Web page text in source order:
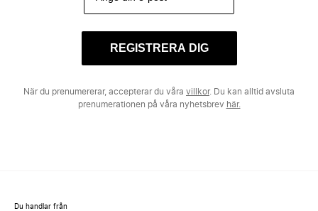
REGISTRERA DIG
När du prenumererar, accepterar du våra villkor. Du kan alltid avsluta
prenumerationen på våra nyhetsbrev här.
Du handlar från